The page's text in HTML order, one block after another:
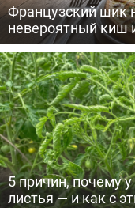
Французский шик
невероятный киш
5 причин, почему
листья — и как с